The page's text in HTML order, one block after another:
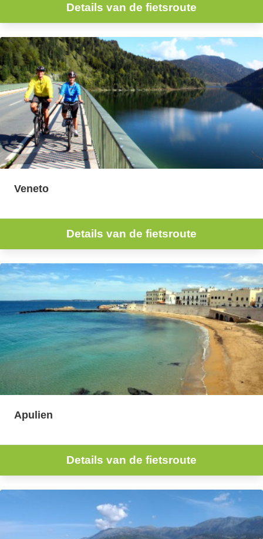
Details van de fietsroute
Veneto
Details van de fietsroute
Apulien
Details van de fietsroute